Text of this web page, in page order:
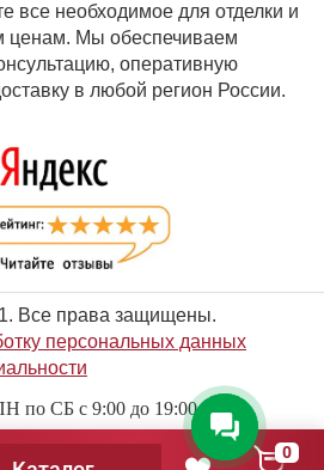
все необходимое для отделки и
ценам. Мы обеспечиваем
оперативную
в любой регион России.
Все права защищены.
персональных данных
по СБ с 9:00 до 19:00
0